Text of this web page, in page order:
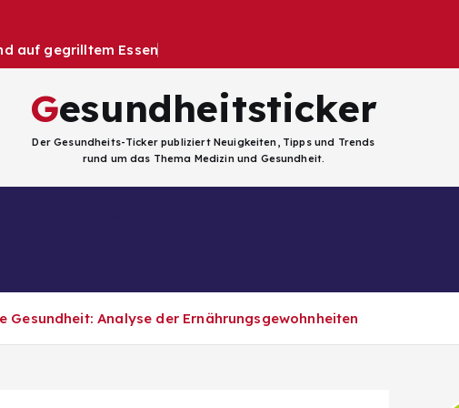
auf gegrilltem Essen
Gesundheitsticker
Der Gesundheits-Ticker publiziert Neuigkeiten, Tipps und Trends
rund um das Thema Medizin und Gesundheit.
Analyse der Ernährungsgewohnheiten